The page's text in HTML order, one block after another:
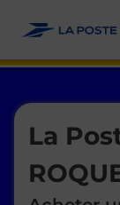
La
Le lien s'ouvre